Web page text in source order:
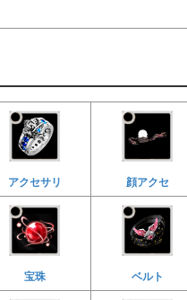
アクセサリ 顔アクセ
宝珠 ベルト